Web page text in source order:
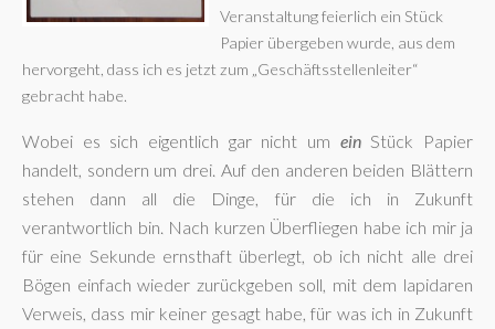
Veranstaltung feierlich ein Stück
Papier übergeben wurde, aus dem
hervorgeht, dass ich es jetzt zum „Geschäftsstellenleiter“
gebracht habe.
Wobei es sich eigentlich gar nicht um einStück Papier
handelt, sondern um drei. Auf den anderen beiden Blättern
stehen dann all die Dinge, für die ich in Zukunft
verantwortlich bin. Nach kurzen Überfliegen habe ich mir ja
für eine Sekunde ernsthaft überlegt, ob ich nicht alle drei
Bögen einfach wieder zurückgeben soll, mit dem lapidaren
Verweis, dass mir keiner gesagt habe, für was ich in Zukunft